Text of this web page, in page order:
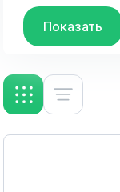
SKF
FAG
Igus GmbH
NTN
Показать